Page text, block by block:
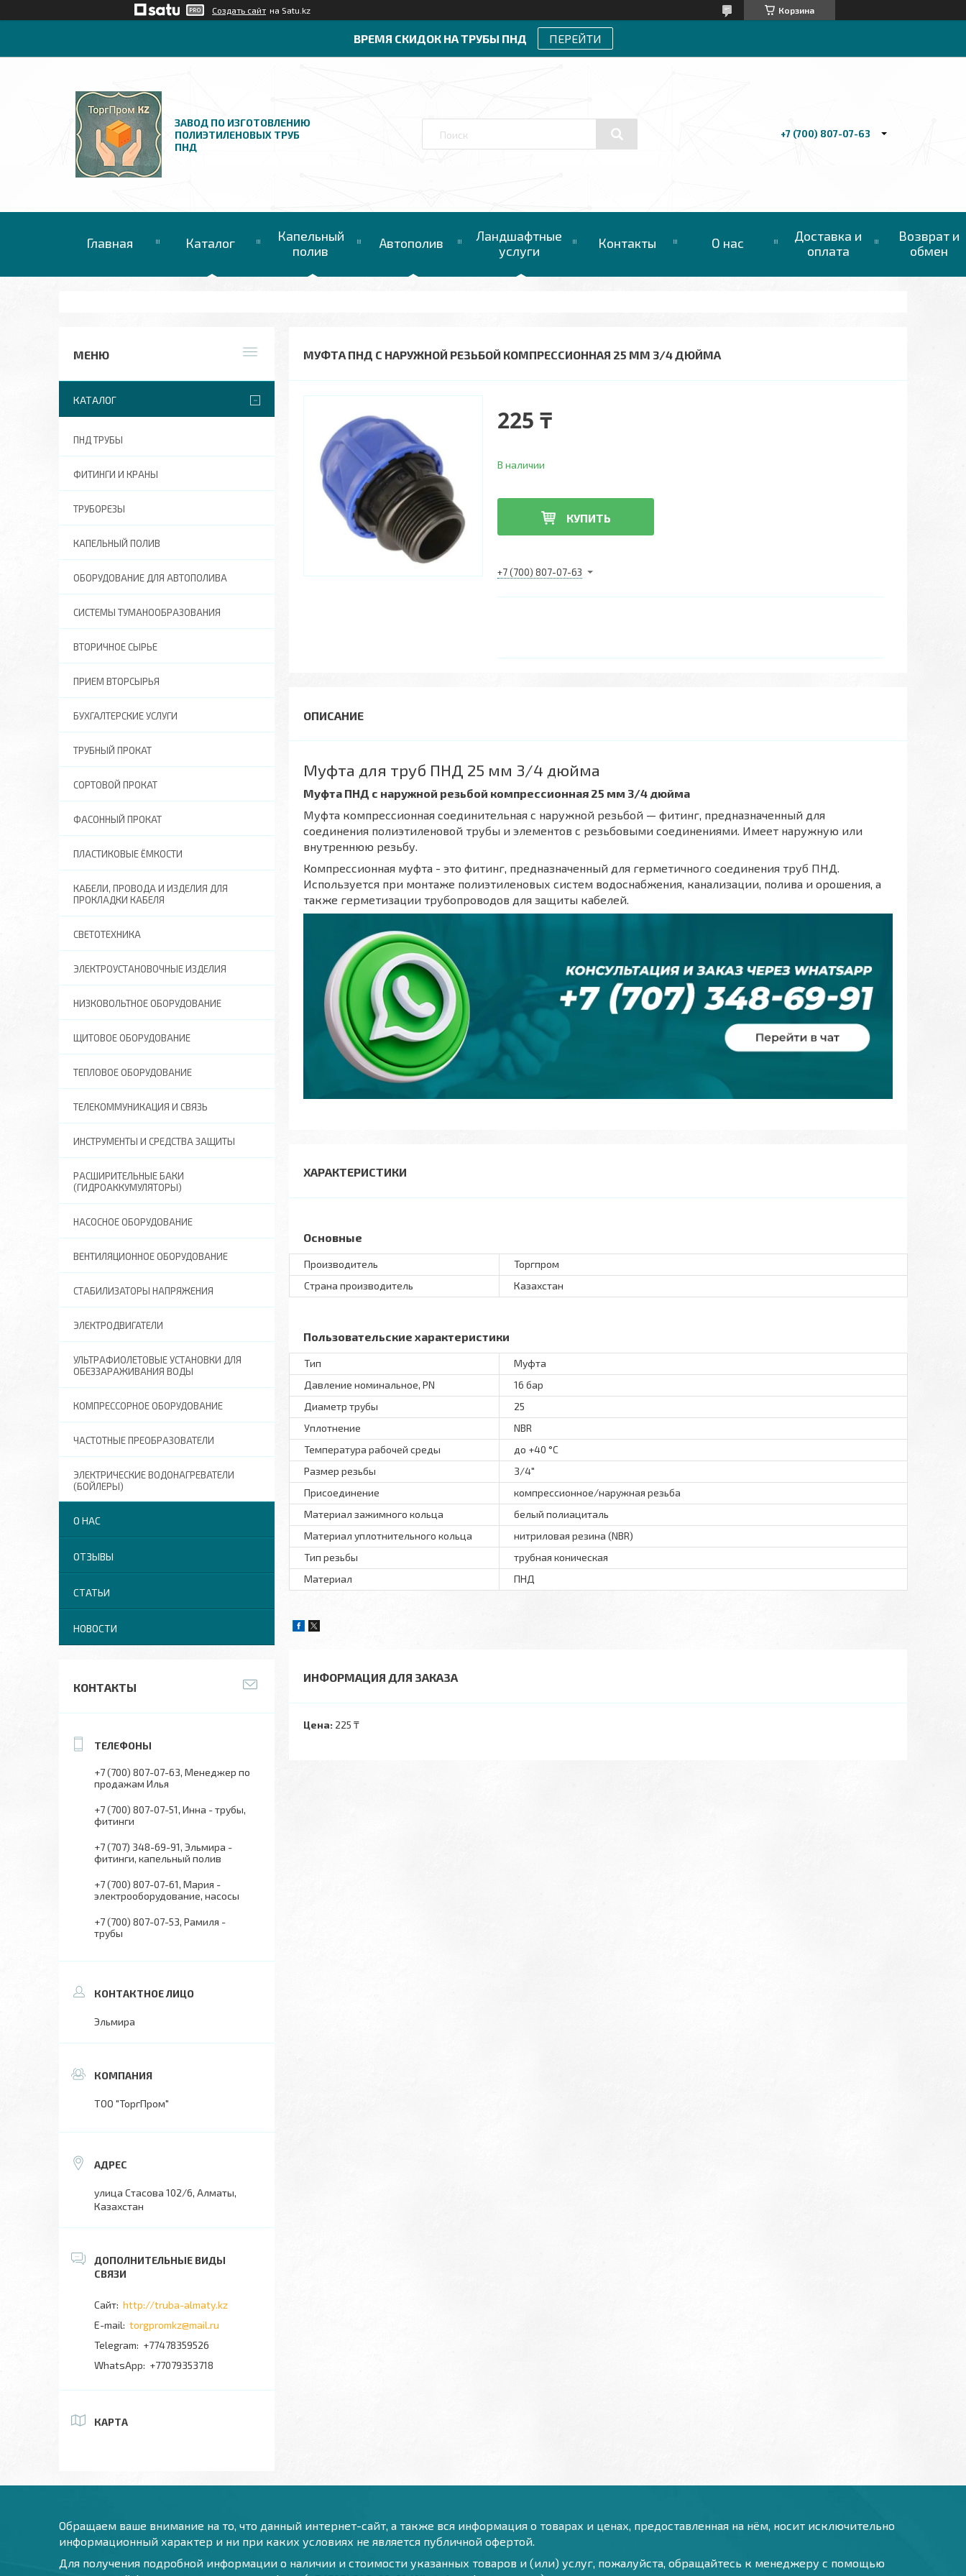
Создать сайт на Satu.kz Корзина
ВРЕМЯ СКИДОК НА ТРУБЫ ПНД ПЕРЕЙТИ
ЗАВОД ПО ИЗГОТОВЛЕНИЮ
ПОЛИЭТИЛЕНОВЫХ ТРУБ
ПНД
+7 (700) 807-07-63
Главная Каталог
Капельный
полив
Автополив
Ландшафтные
услуги
Контакты О нас
Доставка и
оплата
Возврат и
обмен
МУФТА ПНД С НАРУЖНОЙ РЕЗЬБОЙ КОМПРЕССИОННАЯ 25 ММ 3/4 ДЮЙМА
225 ₸
В наличии
КУПИТЬ
+7 (700) 807-07-63
Муфта для труб ПНД 25 мм 3/4 дюйма
Муфта ПНД с наружной резьбой компрессионная 25 мм 3/4 дюйма
Муфта компрессионная соединительная c наружной резьбой — фитинг, предназначенный для
соединения полиэтиленовой трубы и элементов с резьбовыми соединениями. Имеет наружную или
внутреннюю резьбу.
Компрессионная муфта - это фитинг, предназначенный для герметичного соединения труб ПНД.
Используется при монтаже полиэтиленовых систем водоснабжения, канализации, полива и орошения, а
также герметизации трубопроводов для защиты кабелей.
ХАРАКТЕРИСТИКИ
Основные
Производитель
Торгпром
Страна производитель
Казахстан
Пользовательские характеристики
Тип
Муфта
Давление номинальное, PN
16 бар
Диаметр трубы
25
Уплотнение
NBR
Температура рабочей среды
до +40 °C
Размер резьбы
3/4"
Присоединение
компрессионное/наружная резьба
Материал зажимного кольца
белый полиациталь
Материал уплотнительного кольца
нитриловая резина (NBR)
Тип резьбы
трубная коническая
Материал
ПНД
ИНФОРМАЦИЯ ДЛЯ ЗАКАЗА
Цена: 225 ₸
КАТАЛОГ
ПНД ТРУБЫ
ФИТИНГИ И КРАНЫ
ТРУБОРЕЗЫ
КАПЕЛЬНЫЙ ПОЛИВ
ОБОРУДОВАНИЕ ДЛЯ АВТОПОЛИВА
СИСТЕМЫ ТУМАНООБРАЗОВАНИЯ
ВТОРИЧНОЕ СЫРЬЕ
ПРИЕМ ВТОРСЫРЬЯ
БУХГАЛТЕРСКИЕ УСЛУГИ
ТРУБНЫЙ ПРОКАТ
СОРТОВОЙ ПРОКАТ
ФАСОННЫЙ ПРОКАТ
ПЛАСТИКОВЫЕ ЁМКОСТИ
КАБЕЛИ, ПРОВОДА И ИЗДЕЛИЯ ДЛЯ
ПРОКЛАДКИ КАБЕЛЯ
СВЕТОТЕХНИКА
ЭЛЕКТРОУСТАНОВОЧНЫЕ ИЗДЕЛИЯ
НИЗКОВОЛЬТНОЕ ОБОРУДОВАНИЕ
ЩИТОВОЕ ОБОРУДОВАНИЕ
ТЕПЛОВОЕ ОБОРУДОВАНИЕ
ТЕЛЕКОММУНИКАЦИЯ И СВЯЗЬ
ИНСТРУМЕНТЫ И СРЕДСТВА ЗАЩИТЫ
РАСШИРИТЕЛЬНЫЕ БАКИ
(ГИДРОАККУМУЛЯТОРЫ)
НАСОСНОЕ ОБОРУДОВАНИЕ
ВЕНТИЛЯЦИОННОЕ ОБОРУДОВАНИЕ
СТАБИЛИЗАТОРЫ НАПРЯЖЕНИЯ
ЭЛЕКТРОДВИГАТЕЛИ
УЛЬТРАФИОЛЕТОВЫЕ УСТАНОВКИ ДЛЯ
ОБЕЗЗАРАЖИВАНИЯ ВОДЫ
КОМПРЕССОРНОЕ ОБОРУДОВАНИЕ
ЧАСТОТНЫЕ ПРЕОБРАЗОВАТЕЛИ
ЭЛЕКТРИЧЕСКИЕ ВОДОНАГРЕВАТЕЛИ
(БОЙЛЕРЫ)
О НАС
ОТЗЫВЫ
СТАТЬИ
НОВОСТИ
КОНТАКТЫ
+7 (700) 807-07-63 Менеджер по
продажам Илья
+7 (700) 807-07-51 Инна - трубы,
фитинги
+7 (707) 348-69-91 Эльмира -
фитинги, капельный полив
+7 (700) 807-07-61 Мария -
электрооборудование, насосы
+7 (700) 807-07-53 Рамиля -
трубы
Эльмира
ТОО "ТоргПром"
улица Стасова 102/6, Алматы,
Казахстан
http://truba-almaty.kz
torgpromkz@mail.ru
+77478359526
+77079353718
КАРТА
Обращаем ваше внимание на то, что данный интернет-сайт, а также вся информация о товарах и ценах, предоставленная на нём, носит исключительно
информационный характер и ни при каких условиях не является публичной офертой.
Для получения подробной информации о наличии и стоимости указанных товаров и (или) услуг, пожалуйста, обращайтесь к менеджеру с помощью